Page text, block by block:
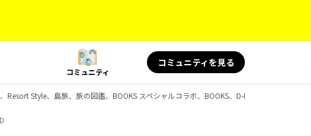
コミュニティ
コミュニティを見る
Style、島旅、旅の図鑑、BOOKS スペシャルコラボ、BOOKS、D-Booksのガイドブ